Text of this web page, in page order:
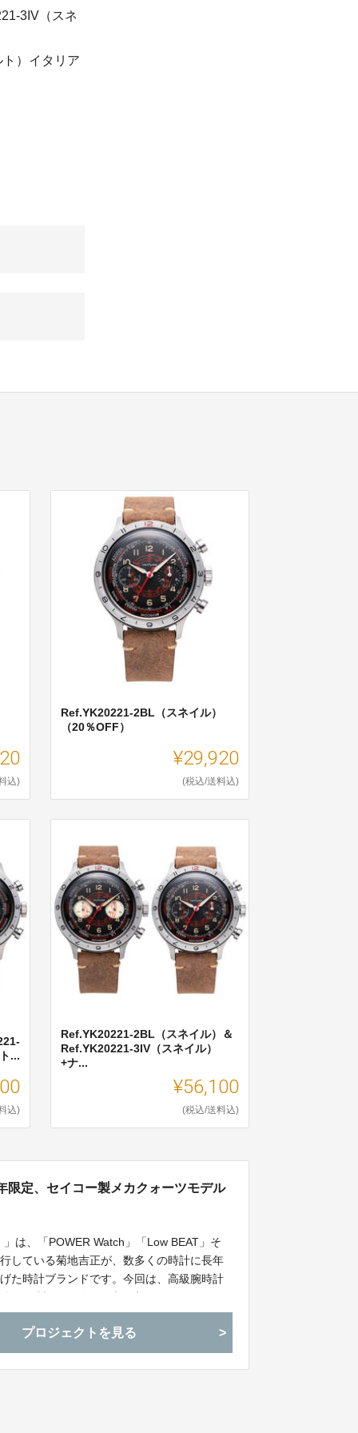
3IV（スネ
）イタリア
込)
Ref.YK20221-2BL（スネイル）
（20％OFF）
¥29,920
(税込/送料込)
...
込)
Ref.YK20221-2BL（スネイル）＆
Ref.YK20221-3IV（スネイル）
+ナ...
¥56,100
(税込/送料込)
限定、セイコー製メカクォーツモデル
は、「POWER Watch」「Low BEAT」そ
している菊地吉正が、数多くの時計に長年
た時計ブランドです。今回は、高級腕時計
なりお得な特別価格にて先行予約販売の受
プロジェクトを見る